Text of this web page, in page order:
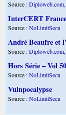
Source :Diploweb.com,
InterCERT
Source :NoLimitSecu
André Beaufre et
Source :Diploweb.com,
Hors Série – Vol
Source :NoLimitSecu
Vulnpocalypse
Source :NoLimitSecu